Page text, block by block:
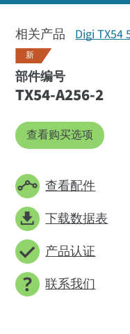
相关产品 Digi TX54
新
部件编号
TX54-A256-2
查看购买选项
查看配件
下载数据表
产品认证
联系我们